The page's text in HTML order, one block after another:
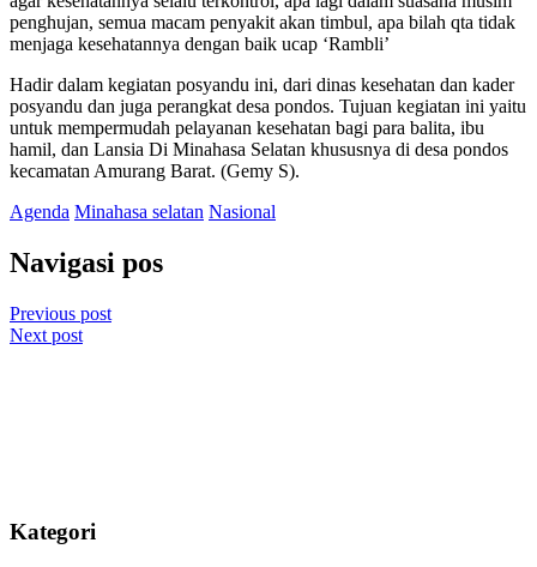
penghujan, semua macam penyakit akan timbul, apa bilah qta tidak
menjaga kesehatannya dengan baik ucap ‘Rambli’
Hadir dalam kegiatan posyandu ini, dari dinas kesehatan dan kader
posyandu dan juga perangkat desa pondos. Tujuan kegiatan ini yaitu
untuk mempermudah pelayanan kesehatan bagi para balita, ibu
hamil, dan Lansia Di Minahasa Selatan khususnya di desa pondos
kecamatan Amurang Barat. (Gemy S).
Agenda Minahasa selatan Nasional
Navigasi pos
Previous post
Next post
Kategori